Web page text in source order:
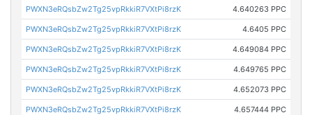
PWXN3eRQsbZw2Tg25vpRkkiR7VXtPi8rzK 4.640263 PPC
PWXN3eRQsbZw2Tg25vpRkkiR7VXtPi8rzK 4.6405 PPC
PWXN3eRQsbZw2Tg25vpRkkiR7VXtPi8rzK 4.649084 PPC
PWXN3eRQsbZw2Tg25vpRkkiR7VXtPi8rzK 4.649765 PPC
PWXN3eRQsbZw2Tg25vpRkkiR7VXtPi8rzK 4.652073 PPC
PWXN3eRQsbZw2Tg25vpRkkiR7VXtPi8rzK 4.657444 PPC